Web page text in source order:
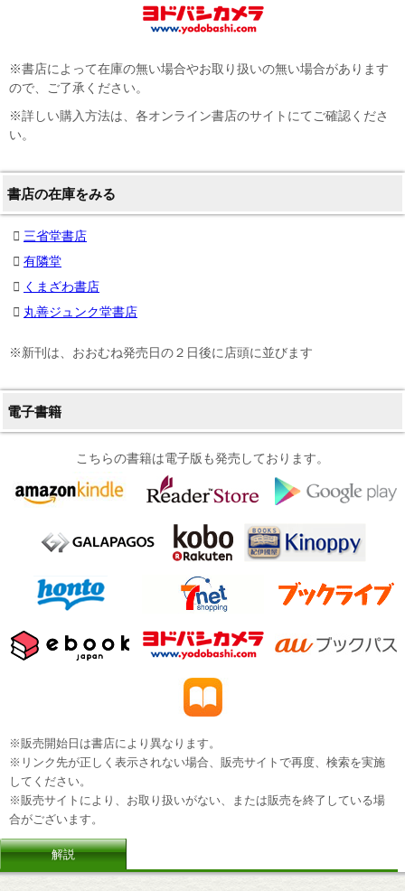
※書店によって在庫の無い場合やお取り扱いの無い場合があります
ので、ご了承ください。
※詳しい購入方法は、各オンライン書店のサイトにてご確認くださ
い。
書店の在庫をみる
三省堂書店
有隣堂
くまざわ書店
丸善ジュンク堂書店
※新刊は、おおむね発売日の２日後に店頭に並びます
電子書籍
こちらの書籍は電子版も発売しております。
※販売開始日は書店により異なります。
※リンク先が正しく表示されない場合、販売サイトで再度、検索を実施
してください。
※販売サイトにより、お取り扱いがない、または販売を終了している場
合がございます。
解説